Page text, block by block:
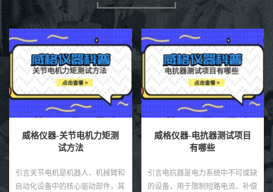
威格仪器-电抗器测试项目
有哪些
引言电抗器是电力系统中不可或缺
的设备，用于限制短路电流、补偿
威格仪器-高压单相电抗器
测试方法
引言高压单相电抗器广泛应用于输
变电系统中，用以限制短路电流、